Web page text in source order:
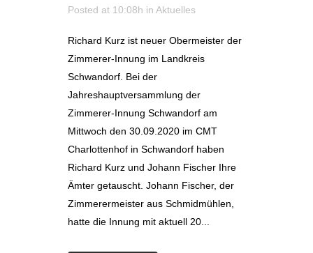
Posted at 10:08h in Aktuelles
Richard Kurz ist neuer Obermeister der
Zimmerer-Innung im Landkreis
Schwandorf. Bei der
Jahreshauptversammlung der
Zimmerer-Innung Schwandorf am
Mittwoch den 30.09.2020 im CMT
Charlottenhof in Schwandorf haben
Richard Kurz und Johann Fischer Ihre
Ämter getauscht. Johann Fischer, der
Zimmerermeister aus Schmidmühlen,
hatte die Innung mit aktuell 20...